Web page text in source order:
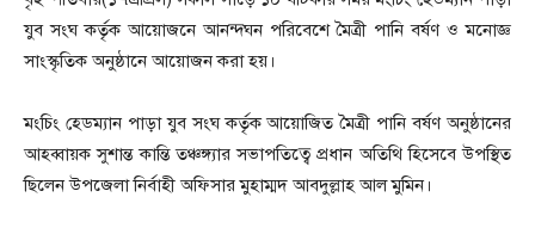
যুব সংঘ কর্তৃক আয়োজনে আনন্দঘন পরিবেশে মৈত্রী পানি বর্ষণ ও মনোজ্ঞ
সাংস্কৃতিক অনুষ্ঠানে আয়োজন করা হয়।
মংচিং হেডম্যান পাড়া যুব সংঘ কর্তৃক আয়োজিত মৈত্রী পানি বর্ষণ অনুষ্ঠানের
আহব্বায়ক সুশান্ত কান্তি তঞ্চঙ্গ্যার সভাপতিত্বে প্রধান অতিথি হিসেবে উপস্থিত
ছিলেন উপজেলা নির্বাহী অফিসার মুহাম্মদ আবদুল্লাহ আল মুমিন।